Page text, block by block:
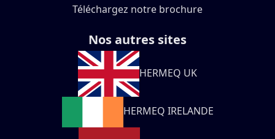
Téléchargez notre brochure
Nos autres sites
HERMEQ UK
HERMEQ IRELANDE